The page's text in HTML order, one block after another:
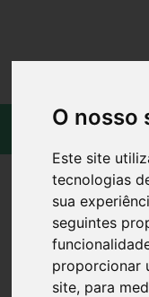
O nosso
Este site
tecnologias
sua
seguintes
proporcionar
site, para